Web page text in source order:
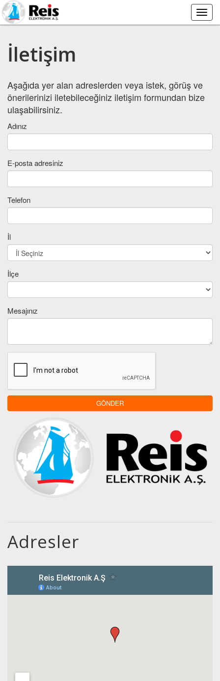
Main
Menu
İletişim
Aşağıda yer alan adreslerden veya istek, görüş ve
önerilerinizi iletebileceğiniz iletişim formundan bize
ulaşabilirsiniz.
Adınız
E-posta adresiniz
Telefon
İl
İlçe
Mesajınız
Adresler